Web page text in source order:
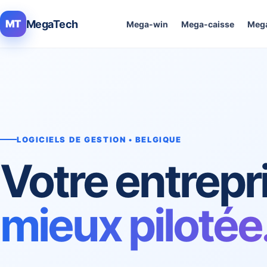
MT MegaTech Mega-win Mega-caisse
LOGICIELS DE GESTION • BELGIQUE
Votre
mieux